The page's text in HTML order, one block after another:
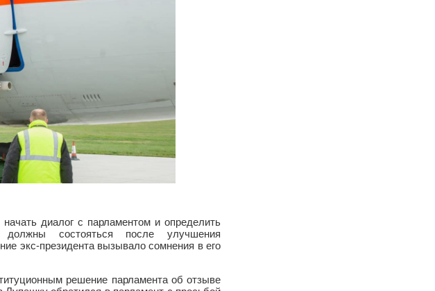
диалог с парламентом и определить
состояться после улучшения
экс-президента вызывало сомнения в его
решение парламента об отзыве